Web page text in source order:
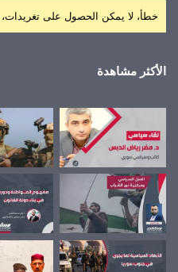
خطأ، لا يمكن الحصول على
الأكثر مشاهدة